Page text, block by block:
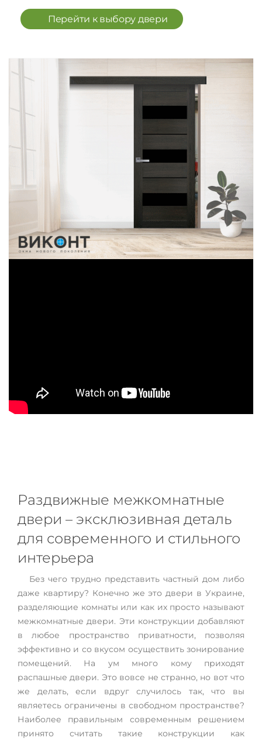
Перейти к выбору двери
Раздвижные межкомнатные
двери – эксклюзивная деталь
для современного и стильного
интерьера
Без чего трудно представить частный дом либо
даже квартиру? Конечно же это двери в Украине,
разделяющие комнаты или как их просто называют
межкомнатные двери. Эти конструкции добавляют
в любое пространство приватности, позволяя
эффективно и со вкусом осуществить зонирование
помещений. На ум много кому приходят
распашные двери. Это вовсе не странно, но вот что
же делать, если вдруг случилось так, что вы
являетесь ограничены в свободном пространстве?
Наиболее правильным современным решением
принято считать такие конструкции как